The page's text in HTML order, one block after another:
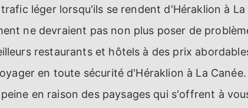
léger lorsqu'ils se rendent d'Héraklion à La
ne devraient pas non plus poser de
restaurants et hôtels à des prix
en toute sécurité d'Héraklion à La
en raison des paysages qui s'offrent à